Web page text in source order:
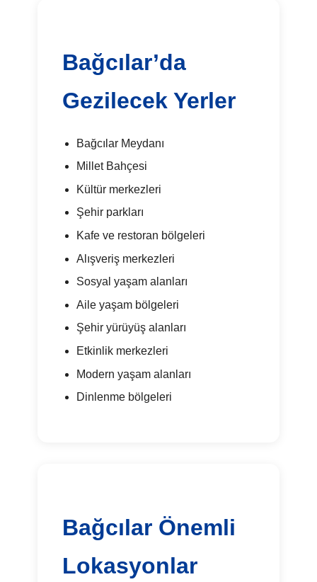
Bağcılar’da
Gezilecek Yerler
Bağcılar Meydanı
Millet Bahçesi
Kültür merkezleri
Şehir parkları
Kafe ve restoran bölgeleri
Alışveriş merkezleri
Sosyal yaşam alanları
Aile yaşam bölgeleri
Şehir yürüyüş alanları
Etkinlik merkezleri
Modern yaşam alanları
Dinlenme bölgeleri
Bağcılar Önemli
Lokasyonlar